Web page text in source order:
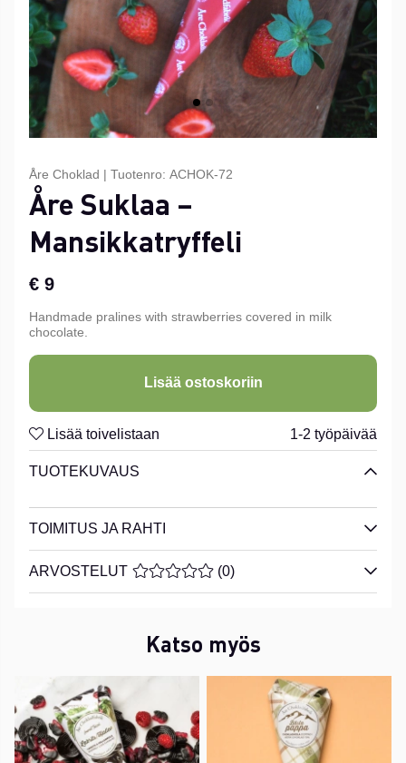
Åre Choklad | Tuotenro: ACHOK-72
Åre Suklaa –
Mansikkatryffeli
€ 9
Handmade pralines with strawberries covered in milk
chocolate.
Lisää ostoskoriin
Lisää toivelistaan 1-2 työpäivää
TUOTEKUVAUS
TOIMITUS JA RAHTI
ARVOSTELUT KESKIARVOLUOKITUS 0 / 5
(0)
Katso myös